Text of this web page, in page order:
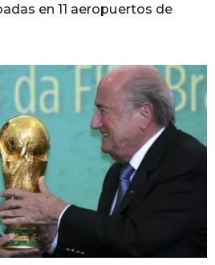
en 11 aeropuertos de